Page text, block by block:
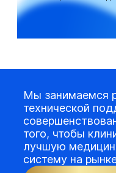
Мы занимаемся
технической
того, чтобы
лучшую
систему на